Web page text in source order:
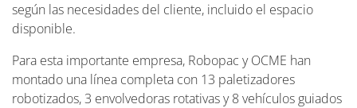
según las necesidades del cliente, incluido el espacio
disponible.
Para esta importante empresa, Robopac y OCME han
montado una línea completa con 13 paletizadores
robotizados, 3 envolvedoras rotativas y 8 vehículos guiados